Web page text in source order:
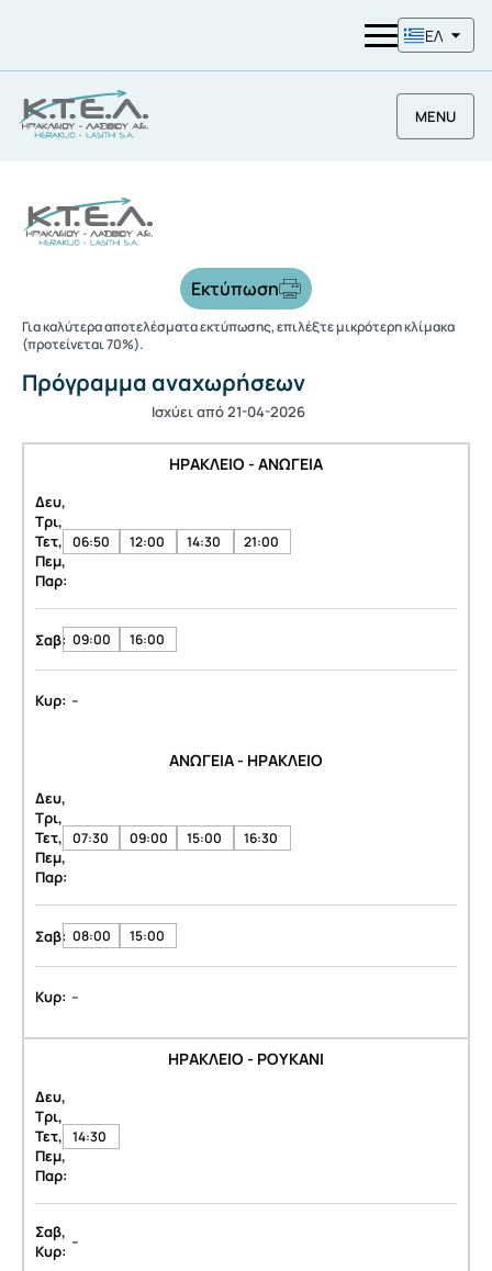
ΕΛ
MENU
Εκτύπωση
Για καλύτερα αποτελέσματα εκτύπωσης, επιλέξτε μικρότερη κλίμακα
(προτείνεται 70%).
Πρόγραμμα αναχωρήσεων
Ισχύει από 21-04-2026
ΗΡΑΚΛΕΙΟ - ΑΝΩΓΕΙΑ
Δευ,
Τρι,
Τετ,
Πεμ,
Παρ:
06:50 12:00 14:30 21:00
Σαβ: 09:00 16:00
Κυρ: -
ΑΝΩΓΕΙΑ - ΗΡΑΚΛΕΙΟ
Δευ,
Τρι,
Τετ,
Πεμ,
Παρ:
07:30 09:00 15:00 16:30
Σαβ: 08:00 15:00
Κυρ: -
ΗΡΑΚΛΕΙΟ - ΡΟΥΚΑΝΙ
Δευ,
Τρι,
Τετ,
Πεμ,
Παρ:
14:30
Σαβ,
Κυρ: -